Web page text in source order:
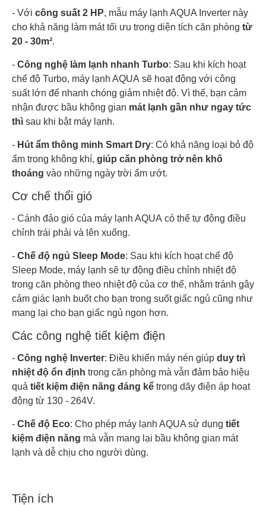
- Với công suất 2 HP, mẫu máy lạnh AQUA Inverter này
cho khả năng làm mát tối ưu trong diện tích căn phòng từ
20 - 30m².
- Công nghệ làm lạnh nhanh Turbo: Sau khi kích hoạt
chế độ Turbo, máy lạnh AQUA sẽ hoạt động với công
suất lớn để nhanh chóng giảm nhiệt độ. Vì thế, bạn cảm
nhận được bầu không gian mát lạnh gần như ngay tức
thì sau khi bật máy lạnh.
- Hút ẩm thông minh Smart Dry: Có khả năng loại bỏ độ
ẩm trong không khí, giúp căn phòng trở nên khô
thoáng vào những ngày trời ẩm ướt.
Cơ chế thổi gió
- Cánh đảo gió của máy lạnh AQUA có thể tự động điều
chỉnh trái phải và lên xuống.
- Chế độ ngủ Sleep Mode: Sau khi kích hoạt chế độ
Sleep Mode, máy lạnh sẽ tự động điều chỉnh nhiệt độ
trong căn phòng theo nhiệt độ của cơ thể, nhằm tránh gây
cảm giác lạnh buốt cho bạn trong suốt giấc ngủ cũng như
mang lại cho bạn giấc ngủ ngon hơn.
Các công nghệ tiết kiệm điện
- Công nghệ Inverter: Điều khiển máy nén giúp duy trì
nhiệt độ ổn định trong căn phòng mà vẫn đảm bảo hiệu
quả tiết kiệm điện năng đáng kể trong dãy điện áp hoạt
động từ 130 - 264V.
- Chế độ Eco: Cho phép máy lạnh AQUA sử dụng tiết
kiệm điện năng mà vẫn mang lại bầu không gian mát
lạnh và dễ chịu cho người dùng.
Tiện ích